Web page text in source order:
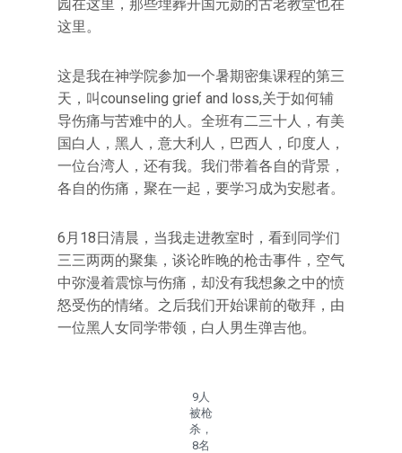
园在这里，那些埋葬开国元勋的古老教堂也在
这里。
这是我在神学院参加一个暑期密集课程的第三
天，叫counseling grief and loss,关于如何辅
导伤痛与苦难中的人。全班有二三十人，有美
国白人，黑人，意大利人，巴西人，印度人，
一位台湾人，还有我。我们带着各自的背景，
各自的伤痛，聚在一起，要学习成为安慰者。
6月18日清晨，当我走进教室时，看到同学们
三三两两的聚集，谈论昨晚的枪击事件，空气
中弥漫着震惊与伤痛，却没有我想象之中的愤
怒受伤的情绪。之后我们开始课前的敬拜，由
一位黑人女同学带领，白人男生弹吉他。
9人
被枪
杀，
8名